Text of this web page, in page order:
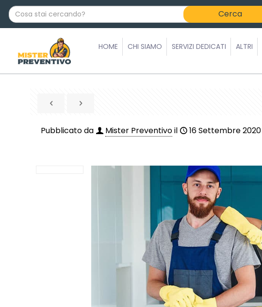
C
o
HOME CHI SIAMO SERVIZI DEDICATI ALTRI
Pubblicato da Mister Preventivoil 16 Settembre 2020